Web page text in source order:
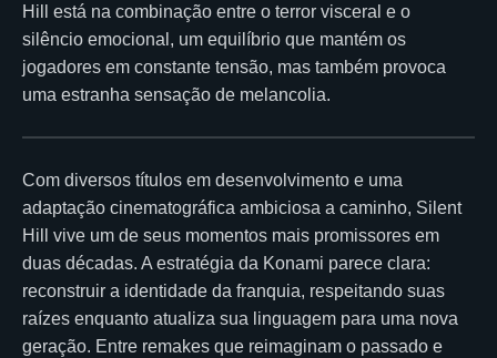
Hill está na combinação entre o terror visceral e o
silêncio emocional, um equilíbrio que mantém os
jogadores em constante tensão, mas também provoca
uma estranha sensação de melancolia.
Com diversos títulos em desenvolvimento e uma
adaptação cinematográfica ambiciosa a caminho, Silent
Hill vive um de seus momentos mais promissores em
duas décadas. A estratégia da Konami parece clara:
reconstruir a identidade da franquia, respeitando suas
raízes enquanto atualiza sua linguagem para uma nova
geração. Entre remakes que reimaginam o passado e